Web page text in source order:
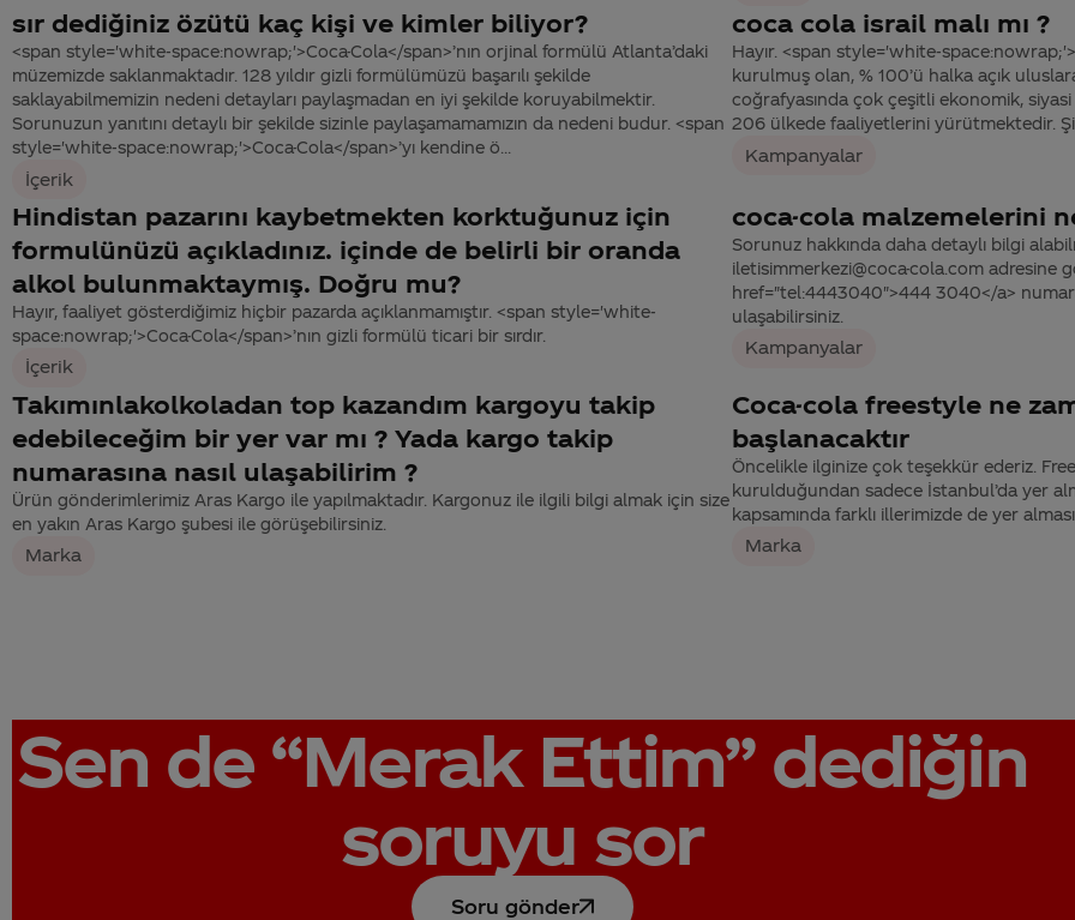
sır dediğiniz özütü kaç kişi ve kimler biliyor?
<span style='white-space:nowrap;'>Coca-Cola</span>’nın orjinal formülü Atlanta’daki
müzemizde saklanmaktadır. 128 yıldır gizli formülümüzü başarılı şekilde
saklayabilmemizin nedeni detayları paylaşmadan en iyi şekilde koruyabilmektir.
Sorunuzun yanıtını detaylı bir şekilde sizinle paylaşamamamızın da nedeni budur. <span
style='white-space:nowrap;'>Coca-Cola</span>’yı kendine ö...
İçerik
coca cola israil malı mı ?
Hayır. <span style='white-
kurulmuş olan, % 100’ü halka açık
coğrafyasında çok çeşitli ekonomik,
206 ülkede faaliyetlerini yürütmektedir.
Kampanyalar
Hindistan pazarını kaybetmekten korktuğunuz için
formulünüzü açıkladınız. içinde de belirli bir oranda
alkol bulunmaktaymış. Doğru mu?
Hayır, faaliyet gösterdiğimiz hiçbir pazarda açıklanmamıştır. <span style='white-
space:nowrap;'>Coca-Cola</span>’nın gizli formülü ticari bir sırdır.
İçerik
coca-cola malzemelerini
Sorunuz hakkında daha detaylı bilgi
iletisimmerkezi@coca-cola.com adresine
href="tel:4443040">444 3040</a>
ulaşabilirsiniz.
Kampanyalar
Takımınlakolkoladan top kazandım kargoyu takip
edebileceğim bir yer var mı ? Yada kargo takip
numarasına nasıl ulaşabilirim ?
Ürün gönderimlerimiz Aras Kargo ile yapılmaktadır. Kargonuz ile ilgili bilgi almak için size
en yakın Aras Kargo şubesi ile görüşebilirsiniz.
Marka
Coca-cola freestyle ne
başlanacaktır
Öncelikle ilginize çok teşekkür ederiz.
kurulduğundan sadece İstanbul’da yer
kapsamında farklı illerimizde de yer
Marka
Sen de “Merak Ettim”dediğin
soruyu sor
Soru gönder